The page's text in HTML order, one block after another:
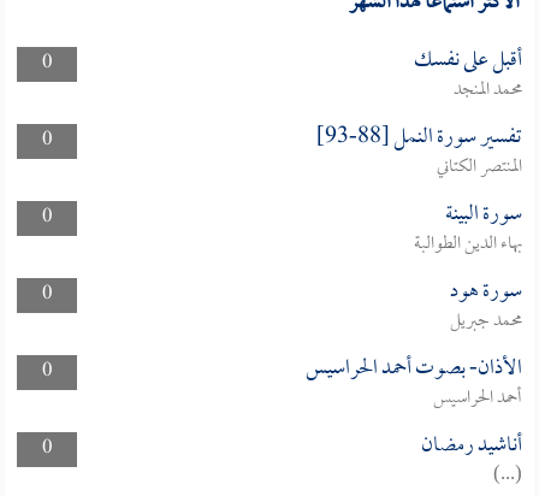
0 أقبل على نفسك
محمد المنجد
0
تفسير سورة النمل [88-93]
المنتصر الكتاني
0
سورة البينة
بهاء الدين الطوالبة
0
سورة هود
محمد جبريل
0
الأذان- بصوت أحمد الحراسيس
أحمد الحراسيس
0
أناشيد رمضان
(...)